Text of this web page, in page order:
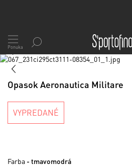
Skip
to
Content
Ponuka
Preskočiť
galérie
1/6
Preskočiť
začiatok
Opasok Aeronautica Militare
VYPREDANÉ
Farba - tmavomodrá